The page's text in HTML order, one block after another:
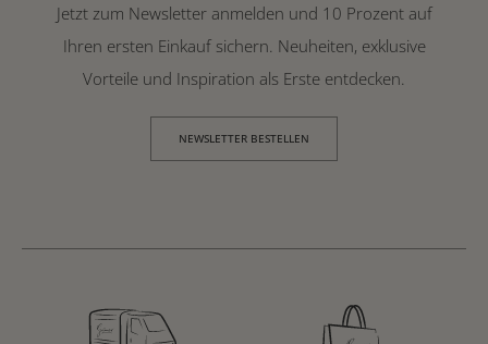
Jetzt zum Newsletter anmelden und 10 Prozent auf
Ihren ersten Einkauf sichern. Neuheiten, exklusive
Vorteile und Inspiration als Erste entdecken.
NEWSLETTER BESTELLEN